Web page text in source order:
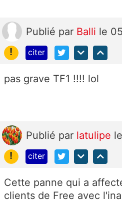
Publié par Balli le
!
citer
pas grave TF1 !!!! lol
Publié par latulipe
!
citer
Cette panne qui a
clients de Free avec